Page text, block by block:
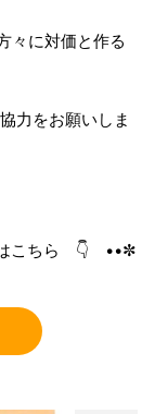
々に対価と作る
力をお願いしま
こちら 👇 ••✼